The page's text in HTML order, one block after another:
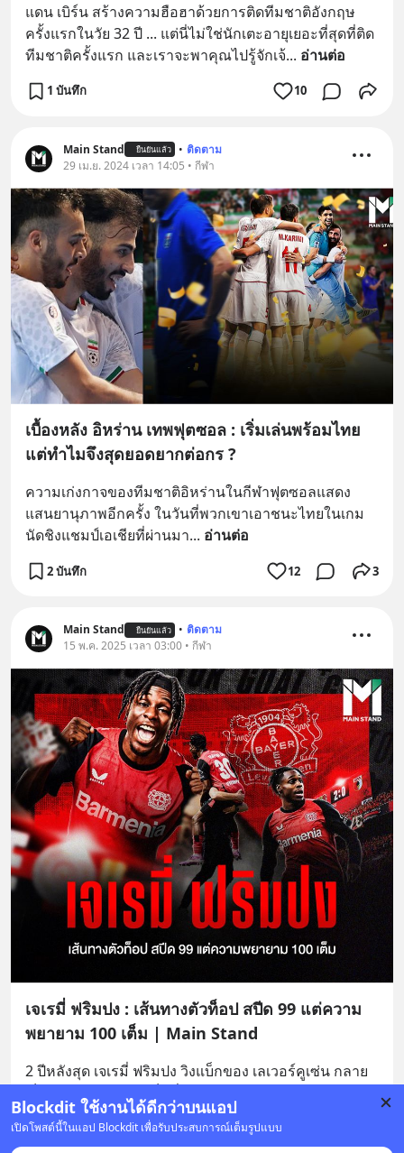
Blockdit ใช้งานได้ดีกว่าบนแอป
เปิดโพสต์นี้ในแอป Blockdit เพื่อรับประสบการณ์เต็มรูปแบบ
แดน เบิร์น สร้างความฮือฮาด้วยการติดทีมชาติอังกฤษ
ครั้งแรกในวัย 32 ปี ... แต่นี่ไม่ใช่นักเตะอายุเยอะที่สุดที่ติด
ทีมชาติครั้งแรก และเราจะพาคุณไปรู้จักเจ้... อ่านต่อ
1 บันทึก 10
Main Stand ยืนยันแล้ว • ติดตาม
29 เม.ย. 2024 เวลา 14:05 • กีฬา
เบื้องหลัง อิหร่าน เทพฟุตซอล : เริ่มเล่นพร้อมไทย
แต่ทำไมจึงสุดยอดยากต่อกร ?
ความเก่งกาจของทีมชาติอิหร่านในกีฬาฟุตซอลแสดง
แสนยานุภาพอีกครั้ง ในวันที่พวกเขาเอาชนะไทยในเกม
นัดชิงแชมป์เอเชียที่ผ่านมา... อ่านต่อ
2 บันทึก 12 3
Main Stand ยืนยันแล้ว • ติดตาม
15 พ.ค. 2025 เวลา 03:00 • กีฬา
เจเรมี่ ฟริมปง : เส้นทางตัวท็อป สปีด 99 แต่ความ
พยายาม 100 เต็ม | Main Stand
2 ปีหลังสุด เจเรมี่ ฟริมปง วิงแบ็กของ เลเวอร์คูเซ่น กลาย
กันมากที่สุดคนหนึ่งใน 5 ลีกดัง... อ่านต่อ